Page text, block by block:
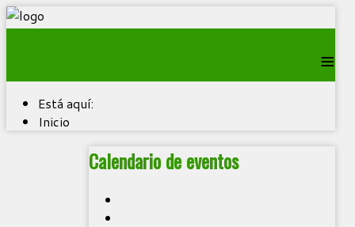
≡
Está aquí:
Inicio
Calendario de eventos